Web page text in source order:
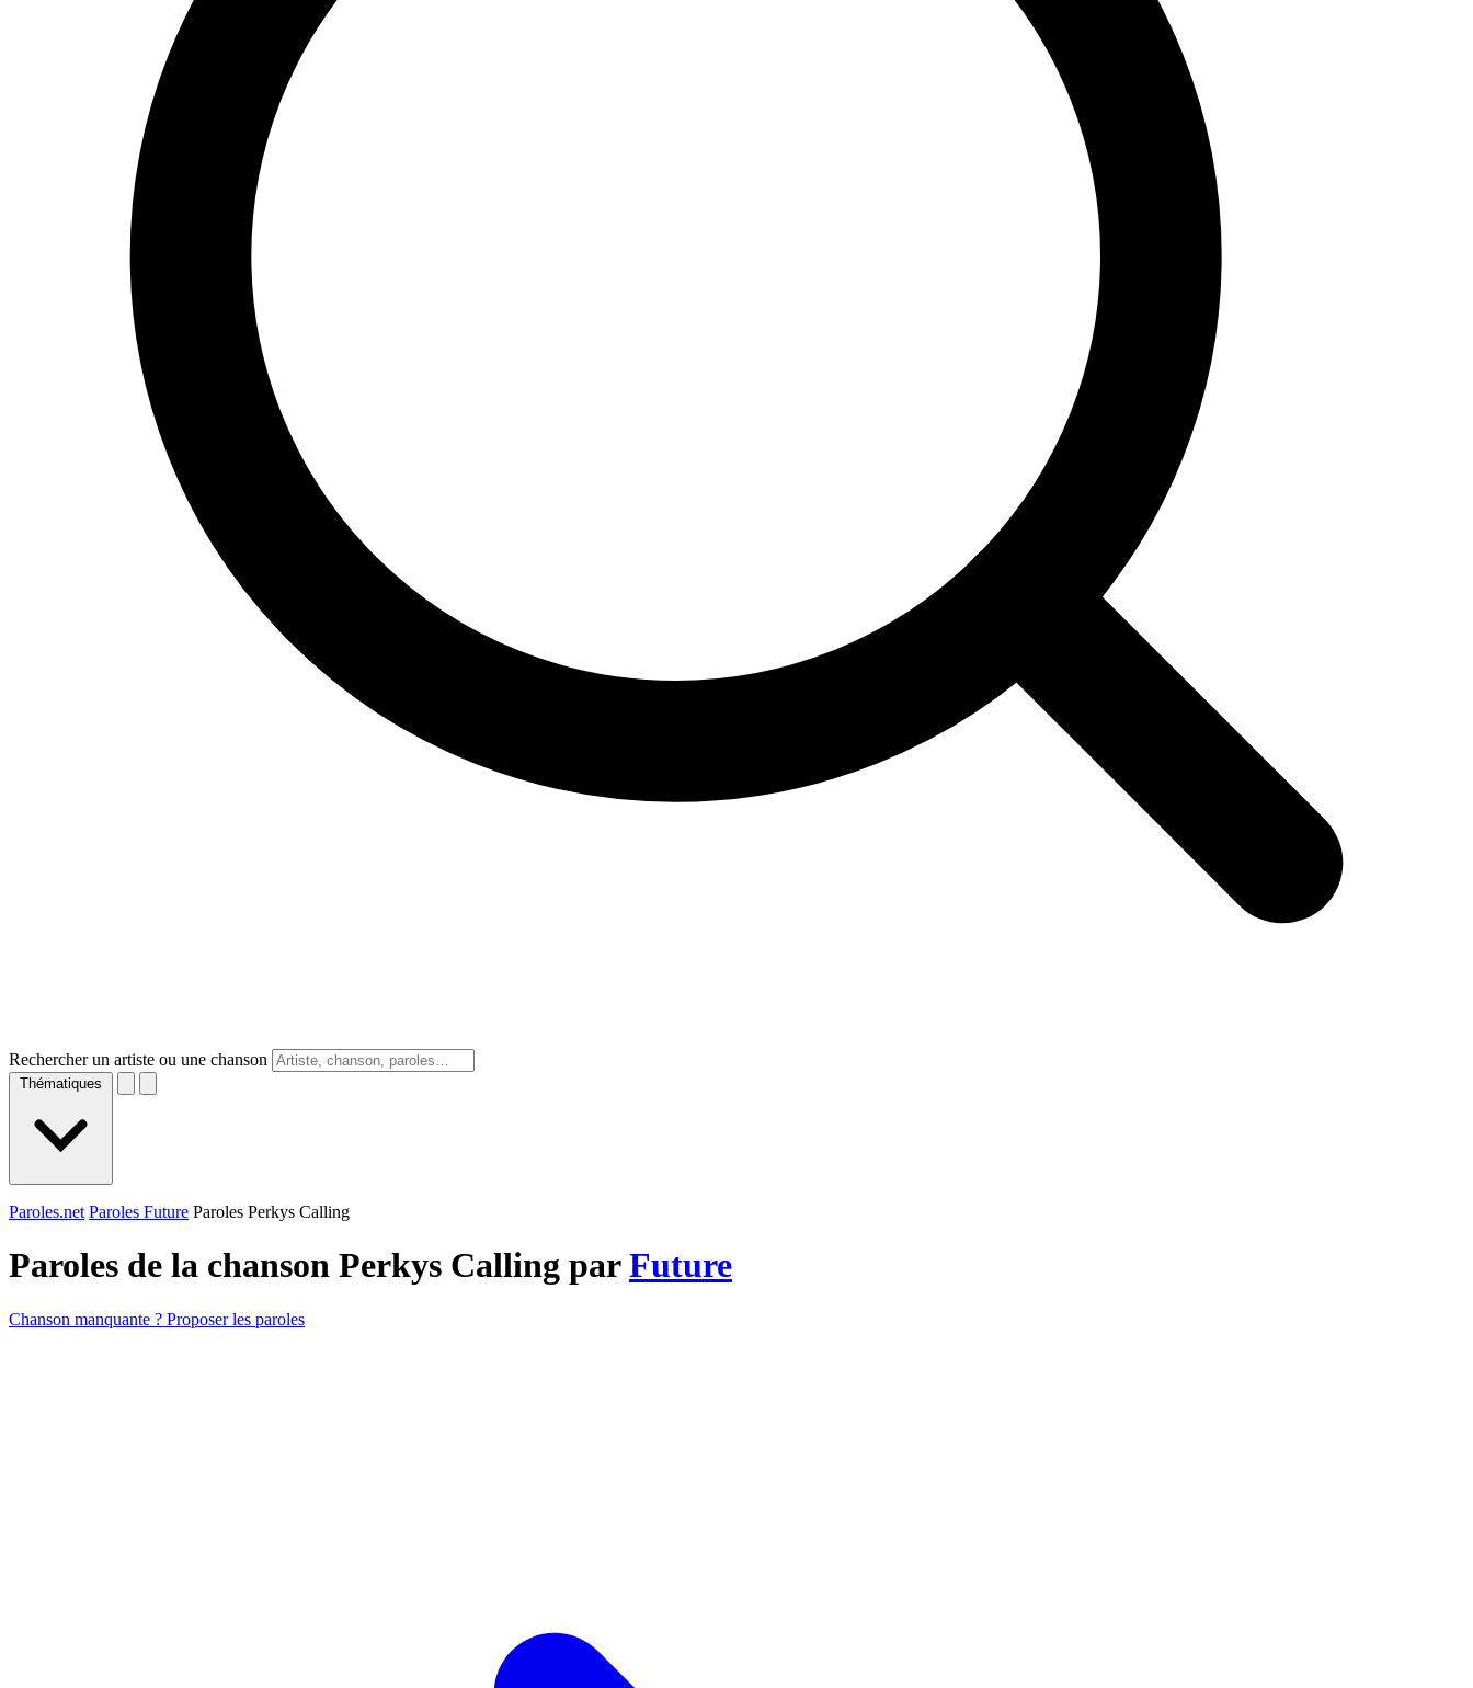
Rechercher un artiste ou une chanson
Thématiques
Paroles.net Paroles Future Paroles Perkys Calling
Paroles de la chanson Perkys Calling parFuture
Chanson manquante ? Proposer les paroles